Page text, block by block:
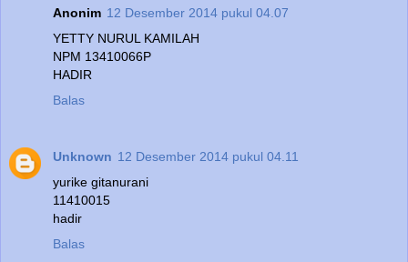
Anonim 12 Desember 2014 pukul 04.07
YETTY NURUL KAMILAH
NPM 13410066P
HADIR
Balas
Unknown 12 Desember 2014 pukul 04.11
yurike gitanurani
11410015
hadir
Balas